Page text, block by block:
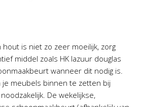
is niet zo zeer moeilijk, zorg
middel zoals HK lazuur douglas
wanneer dit nodig is.
je meubels binnen te zetten bij
De wekelijkse,